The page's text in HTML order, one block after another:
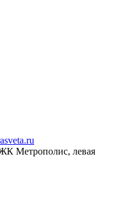
Метрополис, левая